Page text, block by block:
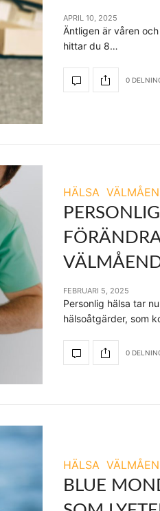
APRIL 10, 2025
Äntligen är våren
hittar du 8…
0
HÄLSA
FEBRUARI 5, 2025
Personlig hälsa tar
hälsoåtgärder, som
0
HÄLSA
BLUE